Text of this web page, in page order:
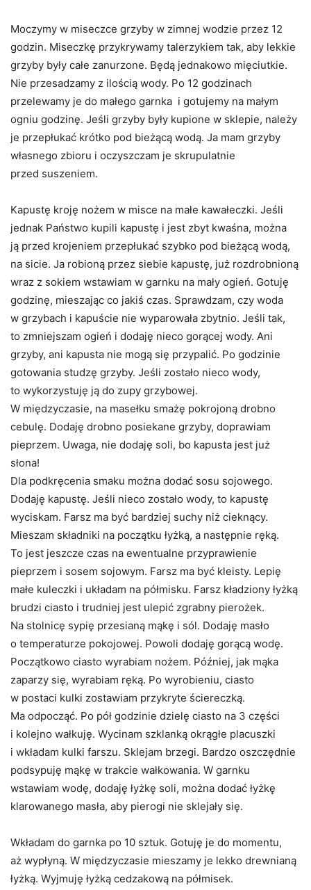
Moczymy w miseczce grzyby w zimnej wodzie przez 12
godzin. Miseczkę przykrywamy talerzykiem tak, aby lekkie
grzyby były całe zanurzone. Będą jednakowo mięciutkie.
Nie przesadzamy z ilością wody. Po 12 godzinach
przelewamy je do małego garnka i gotujemy na małym
ogniu godzinę. Jeśli grzyby były kupione w sklepie, należy
je przepłukać krótko pod bieżącą wodą. Ja mam grzyby
własnego zbioru i oczyszczam je skrupulatnie
przed suszeniem.
Kapustę kroję nożem w misce na małe kawałeczki. Jeśli
jednak Państwo kupili kapustę i jest zbyt kwaśna, można
ją przed krojeniem przepłukać szybko pod bieżącą wodą,
na sicie. Ja robioną przez siebie kapustę, już rozdrobnioną
wraz z sokiem wstawiam w garnku na mały ogień. Gotuję
godzinę, mieszając co jakiś czas. Sprawdzam, czy woda
w grzybach i kapuście nie wyparowała zbytnio. Jeśli tak,
to zmniejszam ogień i dodaję nieco gorącej wody. Ani
grzyby, ani kapusta nie mogą się przypalić. Po godzinie
gotowania studzę grzyby. Jeśli zostało nieco wody,
to wykorzystuję ją do zupy grzybowej.
W międzyczasie, na masełku smażę pokrojoną drobno
cebulę. Dodaję drobno posiekane grzyby, doprawiam
pieprzem. Uwaga, nie dodaję soli, bo kapusta jest już
słona!
Dla podkręcenia smaku można dodać sosu sojowego.
Dodaję kapustę. Jeśli nieco zostało wody, to kapustę
wyciskam. Farsz ma być bardziej suchy niż cieknący.
Mieszam składniki na początku łyżką, a następnie ręką.
To jest jeszcze czas na ewentualne przyprawienie
pieprzem i sosem sojowym. Farsz ma być kleisty. Lepię
małe kuleczki i układam na półmisku. Farsz kładziony łyżką
brudzi ciasto i trudniej jest ulepić zgrabny pierożek.
Na stolnicę sypię przesianą mąkę i sól. Dodaję masło
o temperaturze pokojowej. Powoli dodaję gorącą wodę.
Początkowo ciasto wyrabiam nożem. Później, jak mąka
zaparzy się, wyrabiam ręką. Po wyrobieniu, ciasto
w postaci kulki zostawiam przykryte ściereczką.
Ma odpocząć. Po pół godzinie dzielę ciasto na 3 części
i kolejno wałkuję. Wycinam szklanką okrągłe placuszki
i wkładam kulki farszu. Sklejam brzegi. Bardzo oszczędnie
podsypuję mąkę w trakcie wałkowania. W garnku
wstawiam wodę, dodaję łyżkę soli, można dodać łyżkę
klarowanego masła, aby pierogi nie sklejały się.
Wkładam do garnka po 10 sztuk. Gotuję je do momentu,
aż wypłyną. W międzyczasie mieszamy je lekko drewnianą
łyżką. Wyjmuję łyżką cedzakową na półmisek.